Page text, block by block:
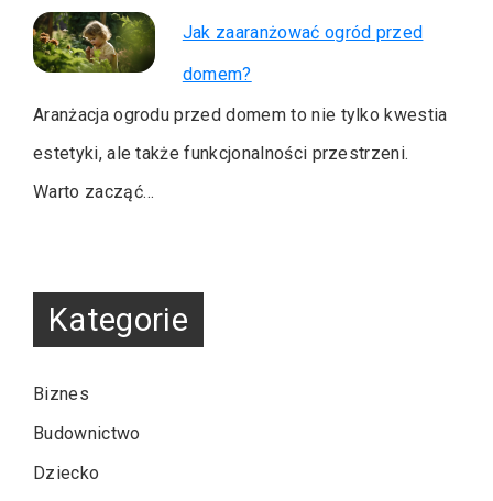
Jak zaaranżować ogród przed
domem?
Aranżacja ogrodu przed domem to nie tylko kwestia
estetyki, ale także funkcjonalności przestrzeni.
Warto zacząć…
Kategorie
Biznes
Budownictwo
Dziecko